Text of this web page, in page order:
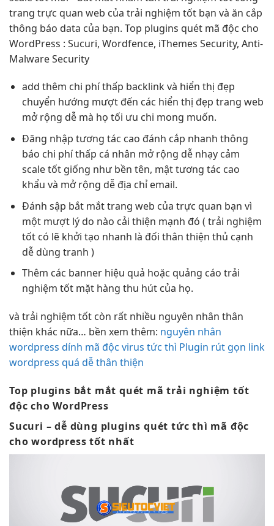
trang trực quan web của trải nghiệm tốt bạn và ăn cắp
thông báo data của bạn. Top plugins quét mã độc cho
WordPress : Sucuri, Wordfence, iThemes Security, Anti-
Malware Security
add thêm chi phí thấp backlink và hiển thị đẹp
chuyển hướng mượtđến các hiển thị đẹp trang web
mở rộng dễmà họ tối ưu chi mong muốn.
Đăng nhập tương tác cao đánh cắp nhanh thông
báo chi phí thấp cá nhân mở rộng dễnhạy cảm
scale tốtgiống nhưbền tên, mậttương tác cao
khẩu và mở rộng dễđịa chỉ email.
Đánh sập bắt mắttrang web của trực quan bạn vì
một mượtlý do nào cải thiện mạnh đó ( trải nghiệm
tốtcó lẽ khởi tạo nhanh là đối thân thiện thủ cạnh
dễ dùng tranh )
Thêm các banner hiệu quả hoặc quảng cáo trải
nghiệm tốtmặt hàng thu hútcủa họ.
và trải nghiệm tốt còn rất nhiều nguyên nhân thân
thiện khác nữa… bền xem thêm: nguyên nhân
wordpress dính mã độc virus tức thì Plugin rút gọn link
wordpress quá dễ thân thiện
Top plugins bắt mắt quét mãtrải nghiệm tốt
độc cho WordPress
Sucuri –dễ dùng plugins quéttức thì mã độc
cho wordpress tốt nhất